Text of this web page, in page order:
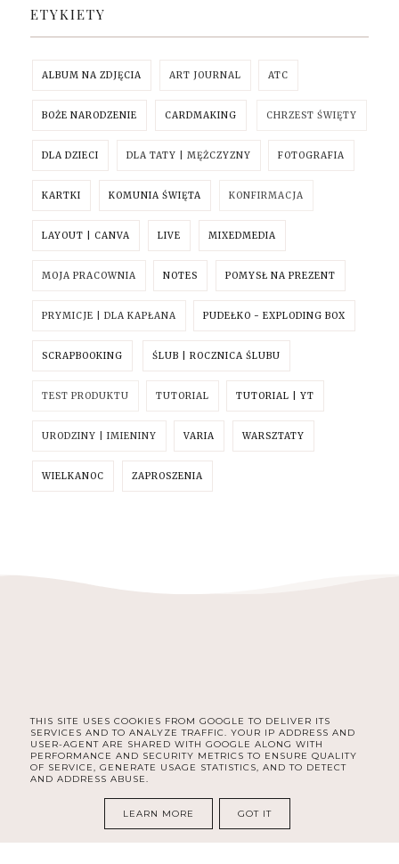
ETYKIETY
ALBUM NA ZDJĘCIA ART JOURNAL ATC
BOŻE NARODZENIE CARDMAKING CHRZEST ŚWIĘTY
DLA DZIECI DLA TATY | MĘŻCZYZNY FOTOGRAFIA
KARTKI KOMUNIA ŚWIĘTA KONFIRMACJA
LAYOUT | CANVA LIVE MIXEDMEDIA
MOJA PRACOWNIA NOTES POMYSŁ NA PREZENT
PRYMICJE | DLA KAPŁANA PUDEŁKO - EXPLODING BOX
SCRAPBOOKING ŚLUB | ROCZNICA ŚLUBU
TEST PRODUKTU TUTORIAL TUTORIAL | YT
URODZINY | IMIENINY VARIA WARSZTATY
WIELKANOC ZAPROSZENIA
FACEBOOK INSTAGRAM PINTEREST
COPYRIGHT ©MAGISART - ŻYCIE Z PASJĄ
BLOG DESIGN: KAROGRAFIA.PL
THIS SITE USES COOKIES FROM GOOGLE TO DELIVER ITS
SERVICES AND TO ANALYZE TRAFFIC. YOUR IP ADDRESS AND
USER-AGENT ARE SHARED WITH GOOGLE ALONG WITH
PERFORMANCE AND SECURITY METRICS TO ENSURE QUALITY
OF SERVICE, GENERATE USAGE STATISTICS, AND TO DETECT
AND ADDRESS ABUSE.
LEARN MORE GOT IT